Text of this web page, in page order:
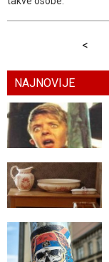
<
NAJNOVIJE